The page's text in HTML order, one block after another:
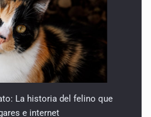
digital?
bando
La historia del felino que
e internet